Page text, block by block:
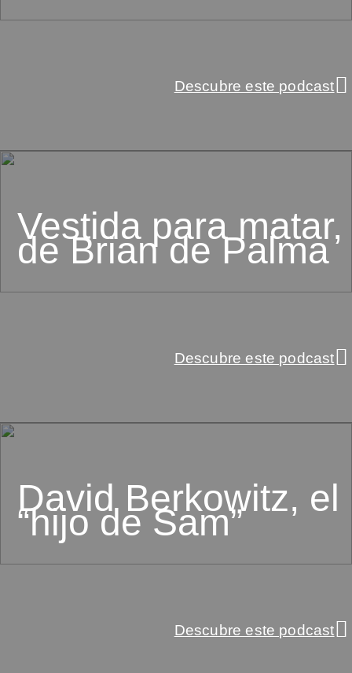
Descubre este podcast
Vestida para matar,
de Brian de Palma
Descubre este podcast
David Berkowitz, el
“hijo de Sam”
Descubre este podcast